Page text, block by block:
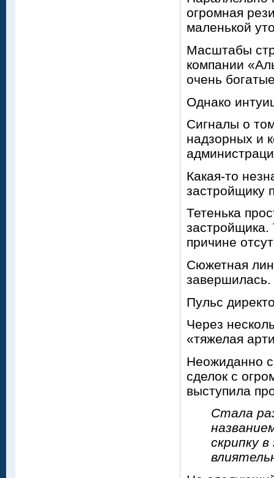
огромная
маленькой
Масштабы
компании
очень
Однако
Сигналы о
надзорных и
Какая-то
застройщику
Тетенька
застройщика.
причине
Сюжетная
завершилась.
Пульс
Через
«тяжелая
Неожиданно
сделок с
выступила
Стала
скрипку